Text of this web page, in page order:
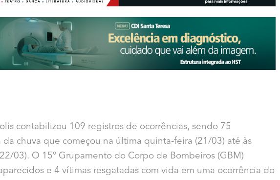
contabilizou 109 registros de ocorrências, sendo 75
da chuva que começou na última quinta-feira (21/03) até às
03). O 15º Grupamento do Corpo de Bombeiros (GBM)
e 4 vítimas resgatadas com vida em uma ocorrência do